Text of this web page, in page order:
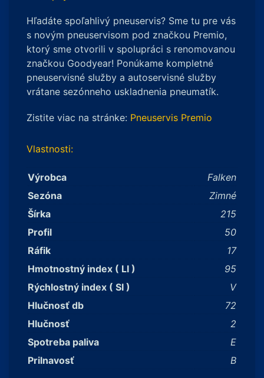
Hľadáte spoľahlivý pneuservis? Sme tu pre vás
s novým pneuservisom pod značkou Premio,
ktorý sme otvorili v spolupráci s renomovanou
značkou Goodyear! Ponúkame kompletné
pneuservisné služby a autoservisné služby
vrátane sezónneho uskladnenia pneumatík.
Zistite viac na stránke: Pneuservis Premio
Vlastnosti:
Výrobca
Falken
Sezóna
Zimné
Šírka
215
Profil
50
Ráfik
17
Hmotnostný index ( LI )
95
Rýchlostný index ( SI )
V
Hlučnosť db
72
Hlučnosť
2
Spotreba paliva
E
Prilnavosť
B